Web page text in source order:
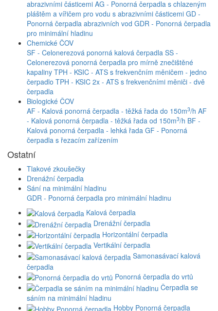
abrazivními částicemi AG - Ponorná čerpadla s chlazeným
pláštěm a vířičem pro vodu s abrazivními částicemi GD -
Ponorná čerpadla abrazivních vod GDR - Ponorná čerpadla
pro minimální hladinu
Chemické ČOV
SF - Celonerezová ponorná kalová čerpadla SS -
Celonerezová ponorná čerpadla pro mírně znečištěné
kapaliny TPH - KSIC - ATS s frekvenčním měničem - jedno
čerpadlo TPH - KSIC 2x - ATS s frekvenčními měniči - dvě
čerpadla
Biologické ČOV
AF - Kalová ponorná čerpadla - těžká řada do 150m3/h AF
- Kalová ponorná čerpadla - těžká řada od 150m3/h BF -
Kalová ponorná čerpadla - lehká řada GF - Ponorná
čerpadla s řezacím zařízením
Ostatní
Tlakové zkoušečky
Drenážní čerpadla
Sání na minimální hladinu
GDR - Ponorná čerpadla pro minimální hladinu
Kalová čerpadla
Drenážní čerpadla
Horizontální čerpadla
Vertikální čerpadla
Samonasávací kalová
čerpadla
Ponorná čerpadla do vrtů
Čerpadla se
sáním na minimální hladinu
Hobby Ponorná čerpadla